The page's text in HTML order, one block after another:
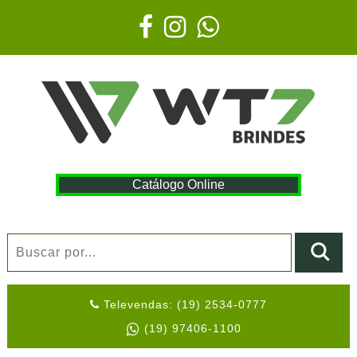
Catálogo Online
Televendas: (19) 2534-0777
(19) 97406-1100